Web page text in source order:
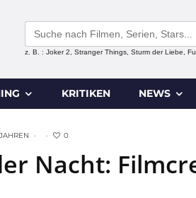
Search
for:
z. B. : Joker 2, Stranger Things, Sturm der Liebe,
KRITIKEN NEWS
· · 0
Nacht: